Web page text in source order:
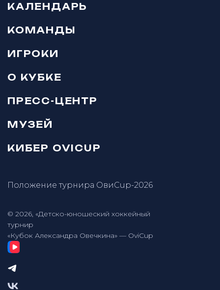
КАЛЕНДАРЬ
КОМАНДЫ
ИГРОКИ
О КУБКЕ
ПРЕСС-ЦЕНТР
МУЗЕЙ
КИБЕР OVICUP
Положение турнира ОвиCup-2026
© 2026, «Детско-юношеский хоккейный
турнир
«Кубок Александра Овечкина» — OviCup